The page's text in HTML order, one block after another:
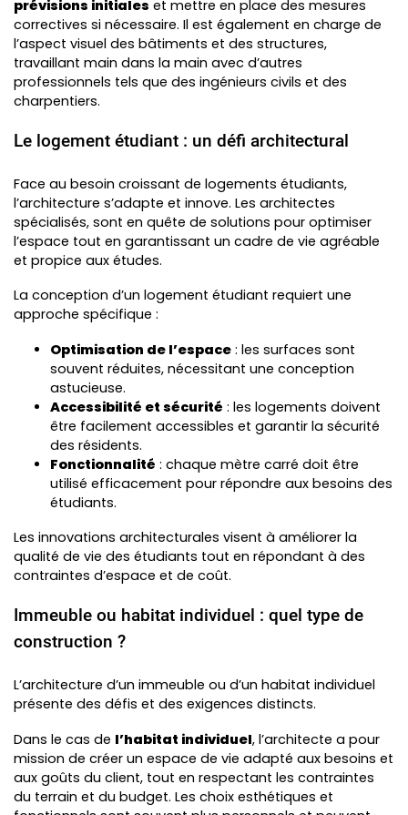
prévisions initiales et mettre en place des mesures
correctives si nécessaire. Il est également en charge de
l’aspect visuel des bâtiments et des structures,
travaillant main dans la main avec d’autres
professionnels tels que des ingénieurs civils et des
charpentiers.
Le logement étudiant : un défi architectural
Face au besoin croissant de logements étudiants,
l’architecture s’adapte et innove. Les architectes
spécialisés, sont en quête de solutions pour optimiser
l’espace tout en garantissant un cadre de vie agréable
et propice aux études.
La conception d’un logement étudiant requiert une
approche spécifique :
Optimisation de l’espace : les surfaces sont
souvent réduites, nécessitant une conception
astucieuse.
Accessibilité et sécurité : les logements doivent
être facilement accessibles et garantir la sécurité
des résidents.
Fonctionnalité : chaque mètre carré doit être
utilisé efficacement pour répondre aux besoins des
étudiants.
Les innovations architecturales visent à améliorer la
qualité de vie des étudiants tout en répondant à des
contraintes d’espace et de coût.
Immeuble ou habitat individuel : quel type de
construction ?
L’architecture d’un immeuble ou d’un habitat individuel
présente des défis et des exigences distincts.
Dans le cas de l’habitat individuel, l’architecte a pour
mission de créer un espace de vie adapté aux besoins et
aux goûts du client, tout en respectant les contraintes
du terrain et du budget. Les choix esthétiques et